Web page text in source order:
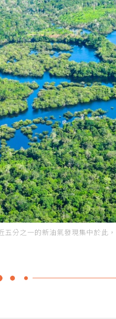
五分之一的新油氣發現集中於此